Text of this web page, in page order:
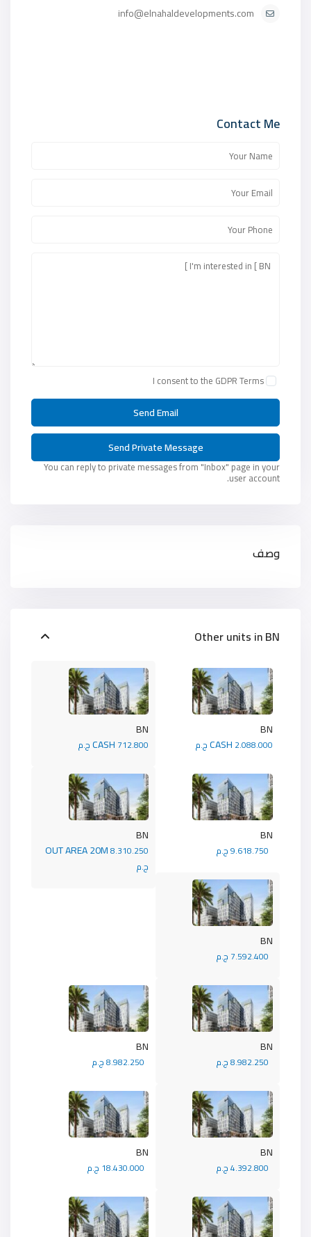
وصف
Other units inBN
BN
CASH 712.800 ج.م
BN
CASH 2.088.000 ج.م
BN
OUT AREA 20M8.310.250
ج.م
BN
BN
BN BN
BN BN
info@elnahaldevelopments.com
Contact Me
I consent to the GDPR Terms
You can reply to private messages from "Inbox" page in your
user account.